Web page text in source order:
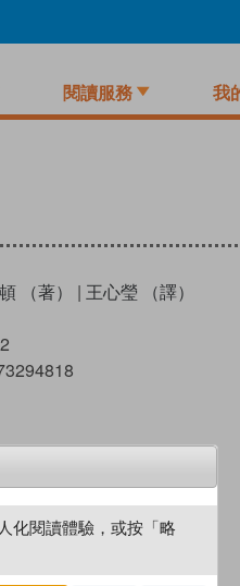
閱讀服務 我
（著） | 王心瑩 （譯）
加入閱讀紀錄
化閱讀體驗，或按「略